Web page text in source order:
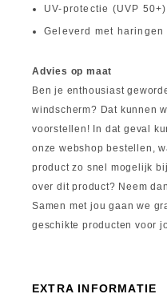
UV-protectie (UVP 50+)
Geleverd met haringen
Advies op maat
Ben je enthousiast
windscherm? Dat kunnen
voorstellen! In dat geval
onze webshop bestellen,
product zo snel mogelijk
over dit product? Neem
Samen met jou gaan we
geschikte producten voor
EXTRA INFORMATIE